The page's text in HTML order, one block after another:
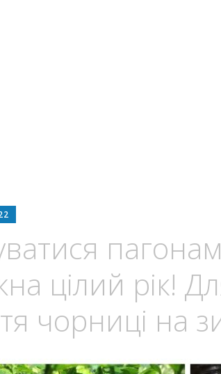
цілий рік!
чорниці на